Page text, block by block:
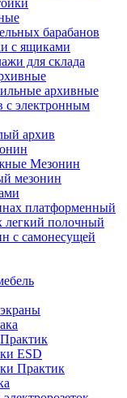
барабанов
с ящиками
для склада
архивные
электронным
архив
Мезонин
мезонин
платформенный
легкий полочный
с самонесущей
ESD
Практик